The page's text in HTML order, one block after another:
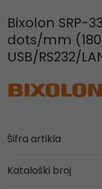
Bixolon SRP-
dots/mm
USB/RS232/
Šifra artikla
Kataloški broj